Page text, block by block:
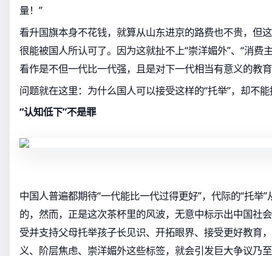
量！”
看升国旗本身不花钱，就算从山东进京的路费也不贵，但
很能被国人所认可了。因为这就扯不上“崇洋媚外”、“消费
看作是不但一代比一代强，且是对下一代相当有意义的教
问题就在这里：为什么国人可以接受这样的“托举”，却不
“认知低下”不是罪
中国人普遍都期待“一代能比一代过得更好”，代际的“托举
的，然而，正是这次茶杯里的风波，无意中标示出中国社
受并支持父母托举孩子长见识、开拓眼界、接受更好教育
义、阶层焦虑、崇洋媚外这些标签，就会引发巨大争议乃